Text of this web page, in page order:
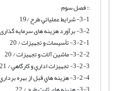
:: فصل سوم
3-1- شرايط عملياتي طرح /19
3-2- برآورد هزینه های سرمایه گذاری /19
3-2-1- تأسيسات و تجهيزات / 20
3-2-2- ماشین آلات و تجهیزات / 20
3-2-3- تجهيزات اداري و كارگاهي / 21
3-2-4- هزينه هاي قبل از بهره برداري / 21